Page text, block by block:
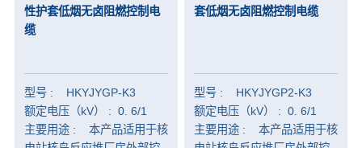
性护套低烟无卤阻燃控制电
缆
型号 : HKYJYGP-K3
额定电压（kV） : 0. 6/1
主要用途 : 本产品适用于核
套低烟无卤阻燃控制电缆
型号 : HKYJYGP2-K3
额定电压（kV） : 0. 6/1
主要用途 : 本产品适用于核